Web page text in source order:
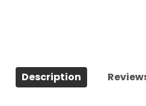
Description